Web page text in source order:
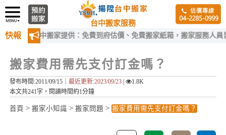
台中搬家服務
快報
陞台中搬家提供：免費到府估價、免費搬家紙箱，搬家服務人員皆經過
搬家費用需先支付訂金嗎？
發布時間:2011/09/15｜ 最近更新:2023/09/23|
1.8K
本文共241字，閱讀時間約1分鐘
首頁 > 搬家小知識 > 搬家問題 > 搬家費用需先支付訂金嗎？